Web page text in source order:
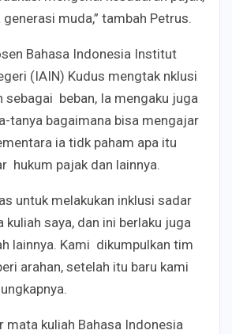
muda,” tambah Petrus.
Bahasa Indonesia Institut
(IAIN) Kudus mengtak nklusi
sebagai beban, Ia mengaku juga
tanya bagaimana bisa mengajar
ia tidk paham apa itu
hukum pajak dan lainnya.
untuk melakukan inklusi sadar
kuliah saya, dan ini berlaku juga
lainnya. Kami dikumpulkan tim
arahan, setelah itu baru kami
mata kuliah Bahasa Indonesia